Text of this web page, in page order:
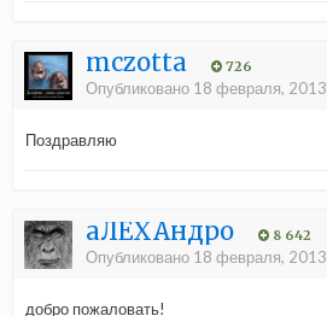
mczotta 726
Опубликовано 18 февраля, 2013
Поздравляю
aЛЁХАндро 8 642
Опубликовано 18 февраля, 2013
добро пожаловать!